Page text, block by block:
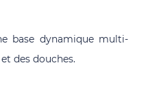
base dynamique multi-
des douches.